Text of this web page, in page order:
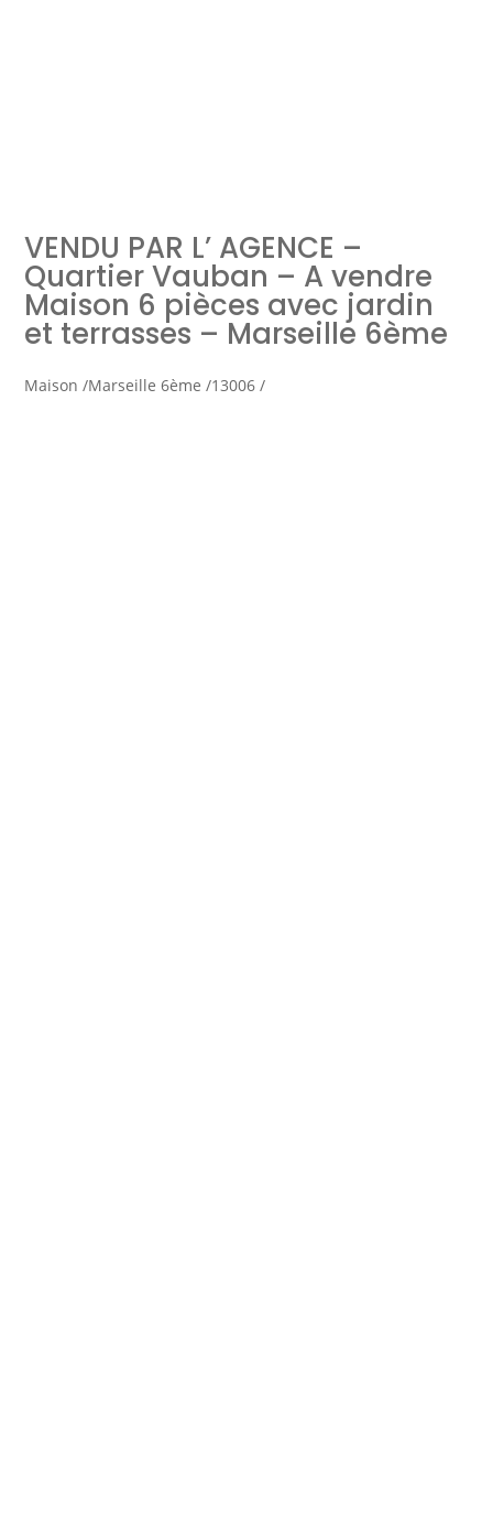
Rejoindre Weloge
Trouver un consultant
Accès propriétaire / locataire
VENDU PAR L’ AGENCE –
Quartier Vauban – A vendre
Maison 6 pièces avec jardin
et terrasses – Marseille 6ème
Maison /Marseille 6ème /13006 /